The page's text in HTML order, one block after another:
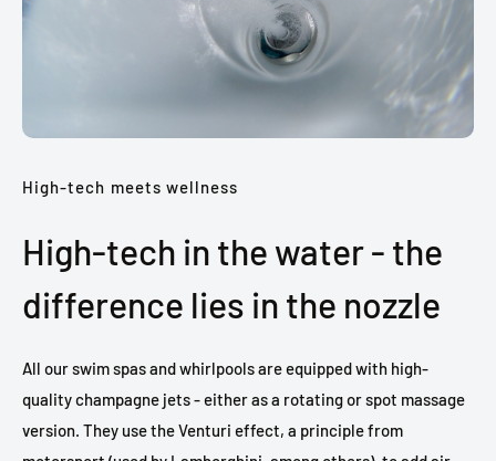
High-tech meets wellness
High-tech in the water - the
difference lies in the nozzle
All our swim spas and whirlpools are equipped with high-
quality champagne jets - either as a rotating or spot massage
version. They use the Venturi effect, a principle from